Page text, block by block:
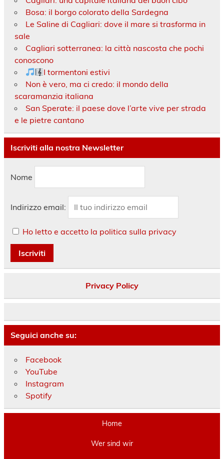
Bosa: il borgo colorato della Sardegna
Le Saline di Cagliari: dove il mare si trasforma in
sale
Cagliari sotterranea: la città nascosta che pochi
conoscono
I tormentoni estivi
Non è vero, ma ci credo: il mondo della
scaramanzia italiana
San Sperate: il paese dove l’arte vive per strada
e le pietre cantano
Iscriviti alla nostra Newsletter
Nome
Indirizzo email:
Ho letto e accetto la politica sulla privacy
Privacy Policy
Seguici anche su:
Facebook
YouTube
Instagram
Spotify
Home
Wer sind wir